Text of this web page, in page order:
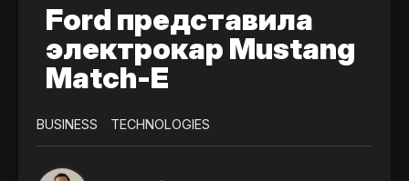
Ford представила
электрокар Mustang
Match-E
BUSINESS TECHNOLOGIES